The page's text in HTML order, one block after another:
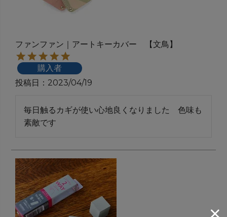
ファンファン｜アートキーカバー 【文鳥】
購入者
投稿日
2023/04/19
毎日触るカギが使い心地良くなりました　色味も
素敵です